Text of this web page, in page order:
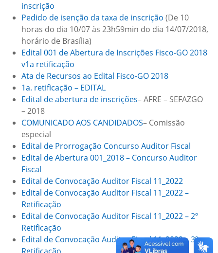
inscrição
Pedido de isenção da taxa de inscrição (De 10
horas do dia 10/07 às 23h59min do dia 14/07/2018,
horário de Brasília)
Edital 001 de Abertura de Inscrições Fisco-GO 2018
v1a retificação
Ata de Recursos ao Edital Fisco-GO 2018
1a. retificação – EDITAL
Edital de abertura de inscrições– AFRE – SEFAZGO
– 2018
COMUNICADO AOS CANDIDADOS– Comissão
especial
Edital de Prorrogação Concurso Auditor Fiscal
Edital de Abertura 001_2018 – Concurso Auditor
Fiscal
Edital de Convocação Auditor Fiscal 11_2022
Edital de Convocação Auditor Fiscal 11_2022 –
Retificação
Edital de Convocação Auditor Fiscal 11_2022 – 2º
Retificação
Edital de Convocação Auditor Fiscal 11_2022 – 3º